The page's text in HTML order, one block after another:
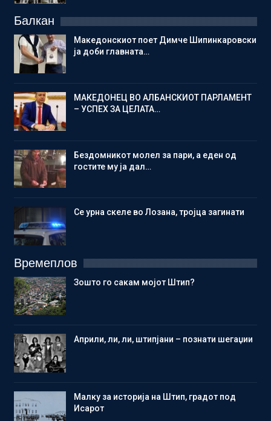
Балкан
Македонскиот поет Димче Шипинкаровски
ја доби главната…
МАКЕДОНЕЦ ВО АЛБАНСКИОТ ПАРЛАМЕНТ
– УСПЕХ ЗА ЦЕЛАТА…
Бездомникот молел за пари, а еден од
гостите му ја дал…
Се урна скеле во Лозана, тројца загинати
Времеплов
Зошто го сакам мојот Штип?
Aприли, ли, ли, штипјани – познати шегаџии
Малку за историја на Штип, градот под
Исарот